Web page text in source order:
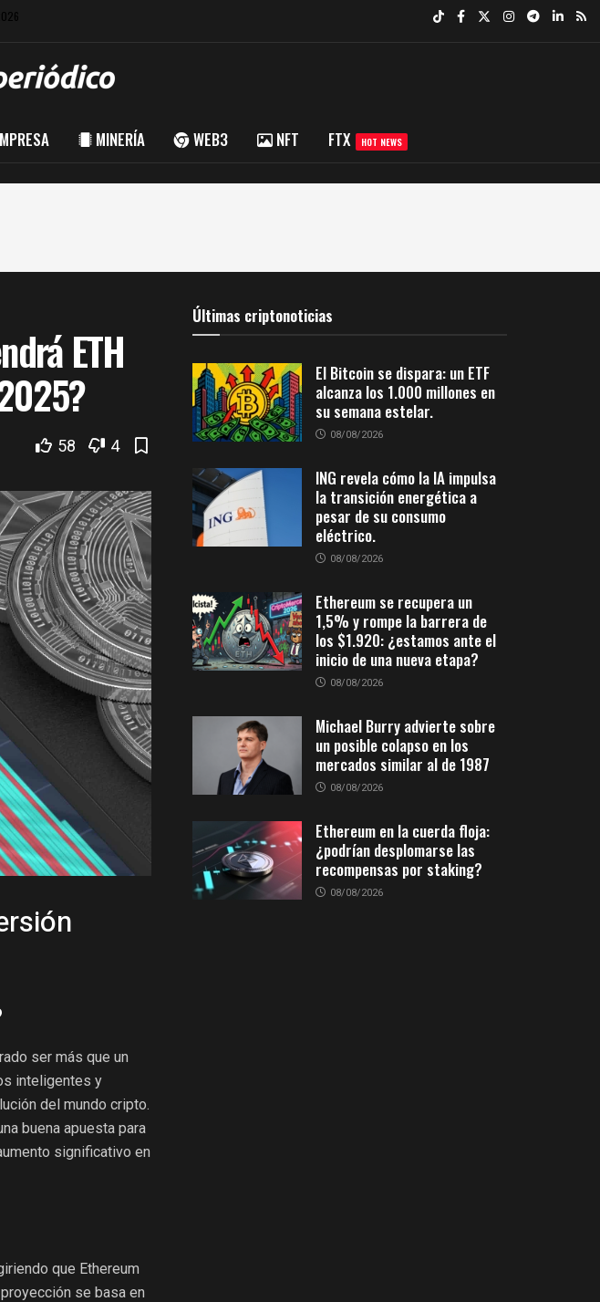
MINERÍA WEB3 NFT FTX HOT NEWS
ETH
58 4
ser más que un
inteligentes y
del mundo cripto.
buena apuesta para
significativo en
que Ethereum
se basa en
Últimas criptonoticias
El Bitcoin se dispara: un ETF
alcanza los 1.000 millones en
su semana estelar.
08/08/2026
ING revela cómo la IA impulsa
la transición energética a
pesar de su consumo
eléctrico.
08/08/2026
Ethereum se recupera un
1,5% y rompe la barrera de
los $1.920: ¿estamos ante el
inicio de una nueva etapa?
08/08/2026
Michael Burry advierte sobre
un posible colapso en los
mercados similar al de 1987
08/08/2026
Ethereum en la cuerda floja:
¿podrían desplomarse las
recompensas por staking?
08/08/2026